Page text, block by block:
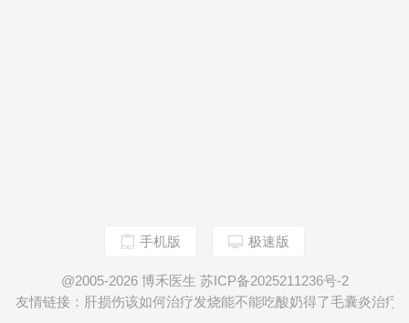
手机版 极速版
@2005-2026 博禾医生 苏ICP备2025211236号-2
友情链接： 肝损伤该如何治疗发烧能不能吃酸奶得了毛囊炎治疗